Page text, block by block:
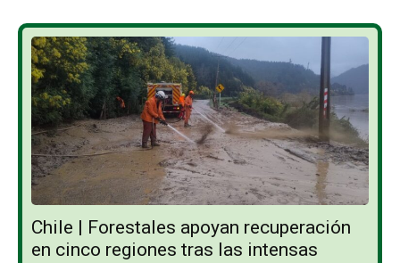
Chile | Forestales apoyan recuperación
en cinco regiones tras las intensas